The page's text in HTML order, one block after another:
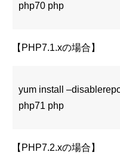
php70 php
【PHP7.1.xの場合】
yum install
php71 php
【PHP7.2.xの場合】